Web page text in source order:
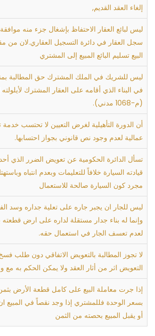
إلغاء العقد القديم,
ليس لبائع العقار الاحتفاظ بإشغال جزء منه
سجل العقار في دائرة التسجيل العقاري.لان من
البيع تسليم البائع المبيع إلى المشتري
ليس للشريك في الملك المشترك حق المطالبة
في البناء الذي أقامه على العقار المشترك
(م-1068 مدني).
أن الدورة التأهيلية لغرض التعيين لا تحتسب خدمة
عمالية لعدم وجود نص قانوني بجواز احتسابها.
تسأل الدائرة الحكومية عن تعويض الضرر الذي
قيادته السيارة خلافاً للتعليمات وبعدم انتباه
مجرد كون السيارة صالحة للاستعمال
ليس للجار ان يجبر جاره على تعلية جداره وسد
وإنما له بناء جدار مستقلة لداره على ارض قطعته
لعدم تعسف الجار في استعمال حقه.
لا تجوز المطالبة بالتعويض الاتفاقي دون طلب
التعويض اثر من أثار العقد ولا يمكن الحكم به مع
إذا جرت معاملة البيع على كامل قطعة الأرض
بسعر الوحدة فللمشتري إذا وجد نقصاً في المبيع
أو يقبل المبيع بحصته من الثمن